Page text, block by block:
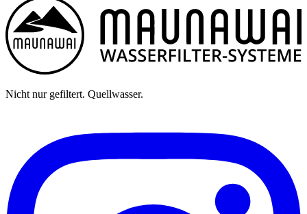
Nicht nur gefiltert. Quellwasser.